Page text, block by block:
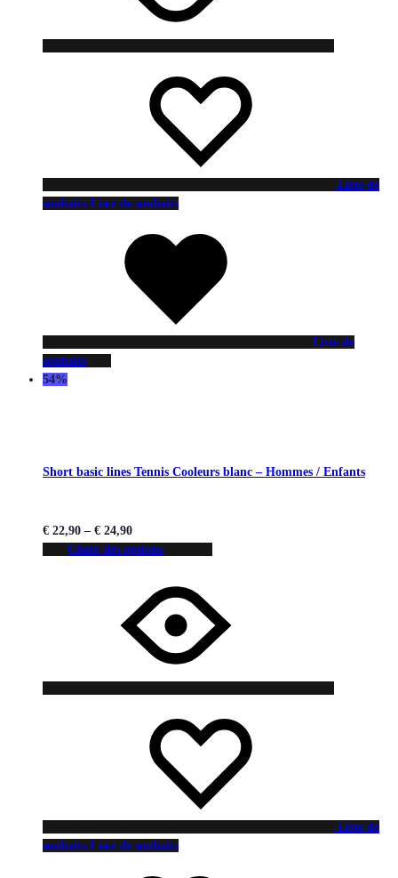
Liste de
souhaits Liste de souhaits
Liste de
souhaits
54%
Short basic lines Tennis Cooleurs blanc – Hommes / Enfants
€ 22,90 – € 24,90
Choix des options
Liste de
souhaits Liste de souhaits